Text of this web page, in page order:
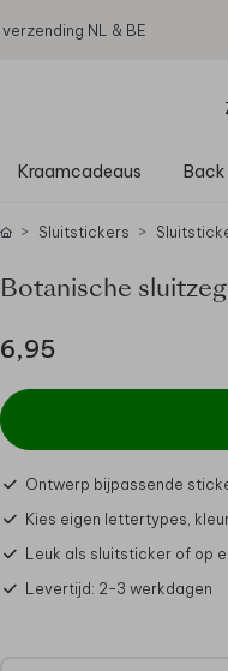
NL & BE
Kraamcadeaus
Sluitstickers
Botanische
6,95
Ontwerp bijpassende
Kies eigen lettertypes,
Leuk als sluitsticker of op
Levertijd: 2-3 werkdagen